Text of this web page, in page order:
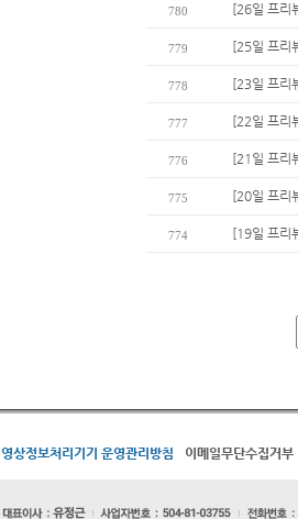
780 [26일 프리
779 [25일 프리
778 [23일 프리
777 [22일 프리
776 [21일 프리
775 [20일 프리
774 [19일 프리
영상정보처리기기 운영관리방침 이메일무단수집거부